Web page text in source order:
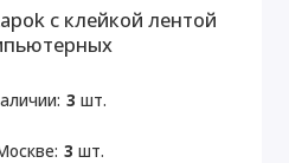
с клейкой лентой
3 шт.
3 шт.